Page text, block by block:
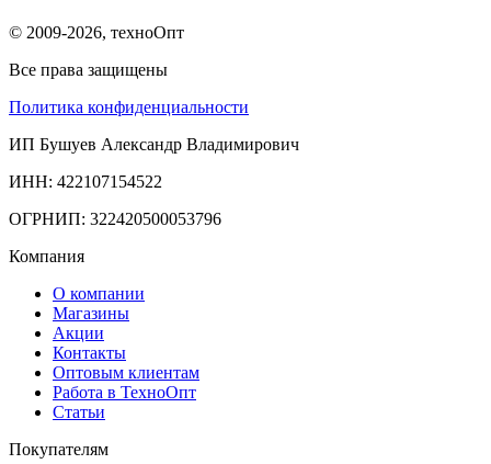
© 2009-2026, техноОпт
Все права защищены
Политика конфиденциальности
ИП Бушуев Александр Владимирович
ИНН: 422107154522
ОГРНИП: 322420500053796
Компания
О компании
Магазины
Акции
Контакты
Оптовым клиентам
Работа в ТехноОпт
Статьи
Покупателям